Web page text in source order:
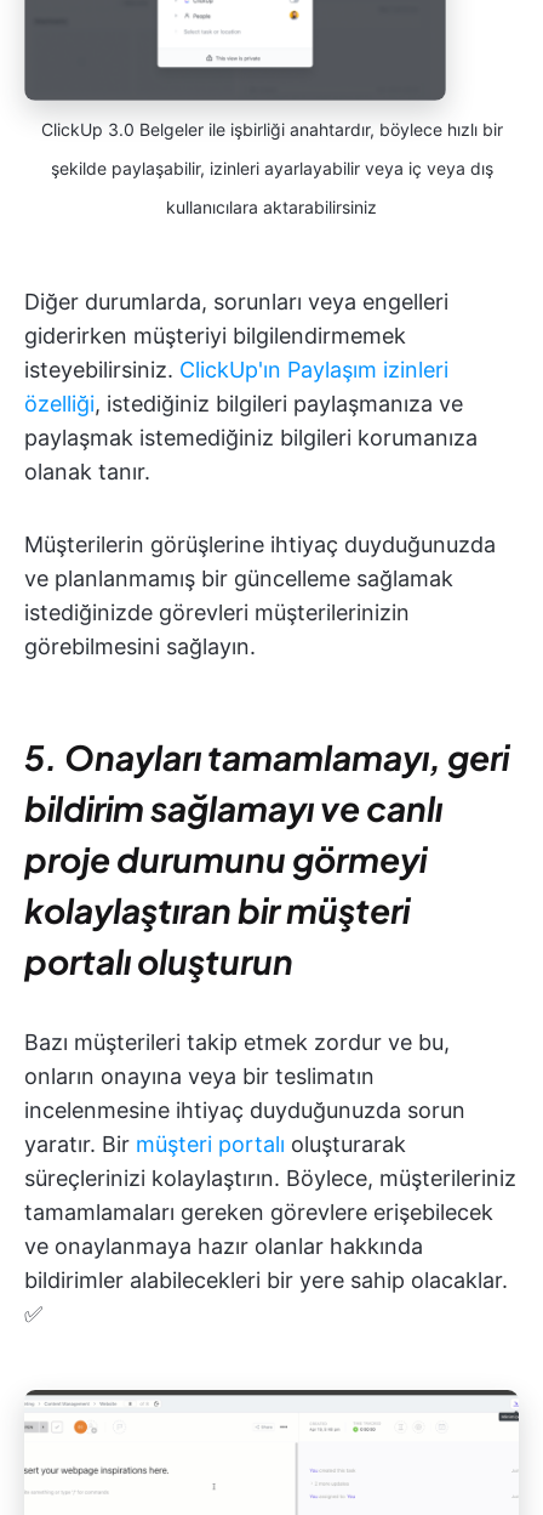
ClickUp 3.0 Belgeler ile işbirliği anahtardır, böylece hızlı bir
şekilde paylaşabilir, izinleri ayarlayabilir veya iç veya dış
kullanıcılara aktarabilirsiniz
Diğer durumlarda, sorunları veya engelleri
giderirken müşteriyi bilgilendirmemek
isteyebilirsiniz. ClickUp'ın Paylaşım izinleri
özelliği, istediğiniz bilgileri paylaşmanıza ve
paylaşmak istemediğiniz bilgileri korumanıza
olanak tanır.
Müşterilerin görüşlerine ihtiyaç duyduğunuzda
ve planlanmamış bir güncelleme sağlamak
istediğinizde görevleri müşterilerinizin
görebilmesini sağlayın.
5. Onayları tamamlamayı, geri
bildirim sağlamayı ve canlı
proje durumunu görmeyi
kolaylaştıran bir müşteri
portalı oluşturun
Bazı müşterileri takip etmek zordur ve bu,
onların onayına veya bir teslimatın
incelenmesine ihtiyaç duyduğunuzda sorun
yaratır. Bir müşteri portalı oluşturarak
süreçlerinizi kolaylaştırın. Böylece, müşterileriniz
tamamlamaları gereken görevlere erişebilecek
ve onaylanmaya hazır olanlar hakkında
bildirimler alabilecekleri bir yere sahip olacaklar.
✅